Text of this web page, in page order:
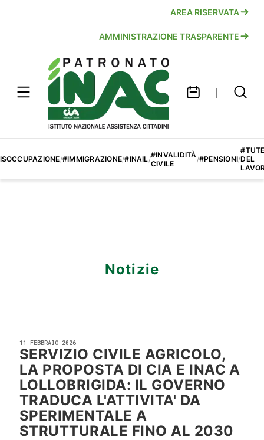
AREA RISERVATA
AMMINISTRAZIONE TRASPARENTE
/#IMMIGRAZIONE/#INAIL/#INVALIDITÀ
CIVILE
/#PENSIONI/DEL
Notizie
11 FEBBRAIO 2026
SERVIZIO CIVILE AGRICOLO,
LA PROPOSTA DI CIA E INAC A
LOLLOBRIGIDA: IL GOVERNO
TRADUCA L'ATTIVITA' DA
SPERIMENTALE A
STRUTTURALE FINO AL 2030